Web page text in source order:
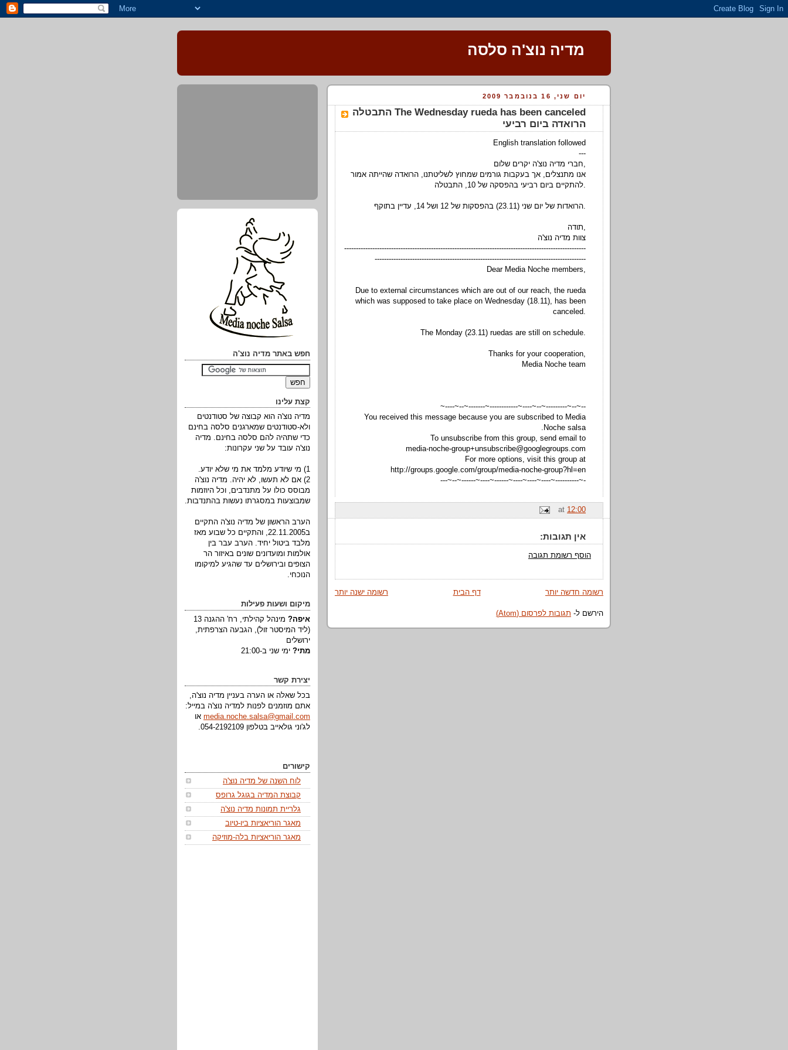
מדיה נוצ'ה סלסה
יום שני, 16 בנובמבר 2009
The Wednesday rueda has been canceled התבטלה
הרואדה ביום רביעי
English translation followed
---
אנו מתנצלים, אך בעקבות גורמים שמחוץ לשליטתנו, הרואדה שהייתה אמור
צוות מדיה נוצ'ה
-------------------------------------------------------------------------------------------------------
------------------------------------------------------------------------------------------
Dear Media Noche members,
Due to external circumstances which are out of our reach, the rueda
which was supposed to take place on Wednesday (18.11), has been
canceled.
The Monday (23.11) ruedas are still on schedule.
Thanks for your cooperation,
Media Noche team
--~--~---------~--~----~------------~-------~--~----~
You received this message because you are subscribed to Media
Noche salsa.
To unsubscribe from this group, send email to
media-noche-group+unsubscribe@googlegroups.com
For more options, visit this group at
http://groups.google.com/group/media-noche-group?hl=en
-~----------~----~----~----~------~----~------~--~---
at 12:00
אין תגובות:
הוסף רשומת תגובה
רשומה חדשה יותר רשומה ישנה יותר דף הבית
הירשם ל- תגובות לפרסום (Atom)
חפש באתר מדיה נוצ'ה
קצת עלינו
מדיה נוצ'ה הוא קבוצה של סטודנטים
ולא-סטודנטים שמארגנים סלסה בחינם
כדי שתהיה להם סלסה בחינם. מדיה
נוצ'ה עובד על שני עקרונות:
1) מי שיודע מלמד את מי שלא יודע.
2) אם לא תעשו, לא יהיה. מדיה נוצ'ה
מבוסס כולו על מתנדבים, וכל היוזמות
שמבוצעות במסגרתו נעשות בהתנדבות.
הערב הראשון של מדיה נוצ'ה התקיים
ב22.11.2005, והתקיים כל שבוע מאז
מלבד ביטול יחיד. הערב עבר בין
אולמות ומועדונים שונים באיזור הר
הצופים ובירושלים עד שהגיע למיקומו
הנוכחי.
מיקום ושעות פעילות
איפה?
מינהל קהילתי, רח' ההגנה 13
(ליד המיסטר זול), הגבעה הצרפתית,
ירושלים
מתי? ימי שני ב-21:00
יצירת קשר
בכל שאלה או הערה בעניין מדיה נוצ'ה,
אתם מוזמנים לפנות למדיה נוצ'ה במייל:
media.noche.salsa@gmail.com או
לג'וני גולאייב בטלפון 054-2192109.
קישורים
לוח השנה של מדיה נוצ'ה
קבוצת המדיה בגוגל גרופס
גלריית תמונות מדיה נוצ'ה
מאגר הוריאציות ביו-טיוב
מאגר הוריאציות בלה-מוזיקה